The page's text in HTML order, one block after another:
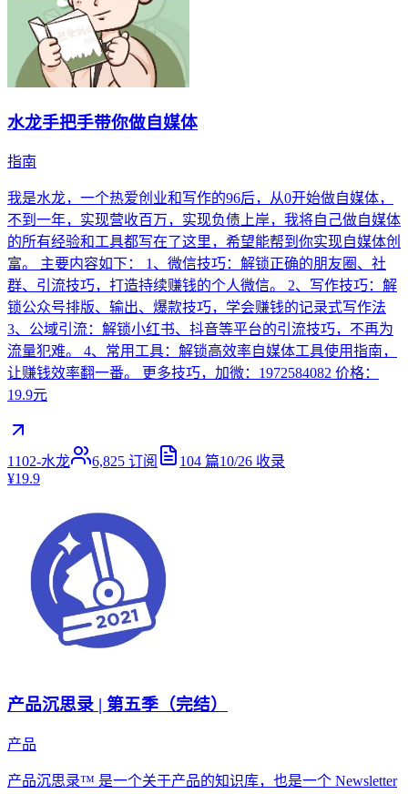
水龙手把手带你做自媒体
指南
我是水龙，一个热爱创业和写作的96后，从0开始做自媒体，
不到一年，实现营收百万，实现负债上岸，我将自己做自媒体
的所有经验和工具都写在了这里，希望能帮到你实现自媒体创
富。 主要内容如下： 1、微信技巧：解锁正确的朋友圈、社
群、引流技巧，打造持续赚钱的个人微信。 2、写作技巧：解
锁公众号排版、输出、爆款技巧，学会赚钱的记录式写作法
3、公域引流：解锁小红书、抖音等平台的引流技巧，不再为
流量犯难。 4、常用工具：解锁高效率自媒体工具使用指南，
让赚钱效率翻一番。 更多技巧，加微：1972584082 价格：
19.9元
1102-水龙 6,825 订阅 104 篇10/26 收录
¥19.9
产品沉思录 | 第五季（完结）
产品
产品沉思录™ 是一个关于产品的知识库，也是一个 Newsletter